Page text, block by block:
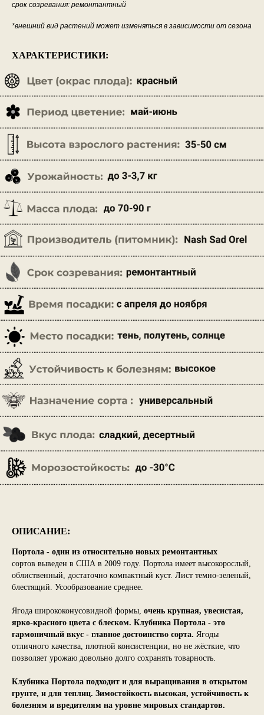
срок созревания: ремонтантный
*внешний вид растений может изменяться в зависимости от сезона
ХАРАКТЕРИСТИКИ:
ОПИСАНИЕ:
Портола - один из относительно новых ремонтантных
сортов выведен в США в 2009 году. Портола имеет высокорослый,
облиственный, достаточно компактный куст. Лист темно-зеленый,
блестящий. Усообразование среднее.
Ягода ширококонусовидной формы, очень крупная, увесистая,
ярко-красного цвета с блеском. Клубника Портола - это
гармоничный вкус - главное достоинство сорта. Ягоды
отличного качества, плотной консистенции, но не жёсткие, что
позволяет урожаю довольно долго сохранять товарность.
Клубника Портола подходит и для выращивания в открытом
грунте, и для теплиц. Зимостойкость высокая, устойчивость к
болезням и вредителям на уровне мировых стандартов.